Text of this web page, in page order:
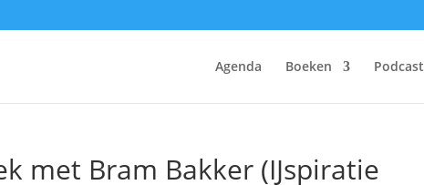
Agenda Boeken Podcast
met Bram Bakker (IJspiratie